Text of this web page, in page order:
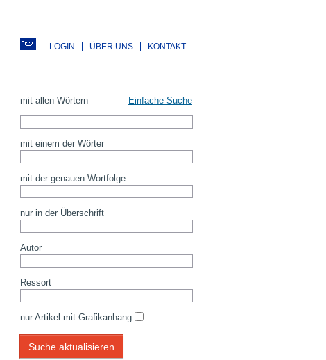
LOGIN ÜBER UNS KONTAKT
mit allen Wörtern Einfache Suche
mit einem der Wörter
mit der genauen Wortfolge
nur in der Überschrift
Autor
Ressort
nur Artikel mit Grafikanhang